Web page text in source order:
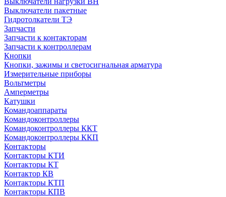
Выключатели пакетные
Гидротолкатели ТЭ
Запчасти
Запчасти к контакторам
Запчасти к контроллерам
Кнопки
Кнопки, зажимы и светосигнальная арматура
Измерительные приборы
Вольтметры
Амперметры
Катушки
Командоаппараты
Командоконтроллеры
Командоконтроллеры ККТ
Командоконтроллеры ККП
Контакторы
Контакторы КТИ
Контакторы КТ
Контактор КВ
Контакторы КТП
Контакторы КПВ